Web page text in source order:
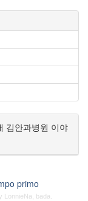
김안과병원 이야
primo
LonnieNa, bada.